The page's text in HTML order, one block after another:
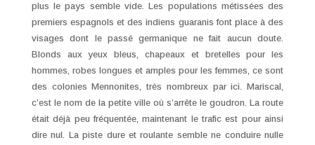
plus le pays semble vide. Les populations métissées des
premiers espagnols et des indiens guaranis font place à des
visages dont le passé germanique ne fait aucun doute.
Blonds aux yeux bleus, chapeaux et bretelles pour les
hommes, robes longues et amples pour les femmes, ce sont
des colonies Mennonites, très nombreux par ici. Mariscal,
c’est le nom de la petite ville où s’arrête le goudron. La route
était déjà peu fréquentée, maintenant le trafic est pour ainsi
dire nul. La piste dure et roulante semble ne conduire nulle